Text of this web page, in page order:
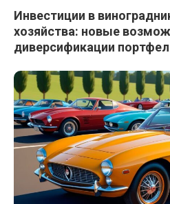
Инвестиции в
хозяйства: новые
диверсификации